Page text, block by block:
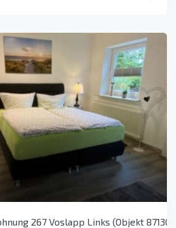
267 Voslapp Links (Objekt 87130)